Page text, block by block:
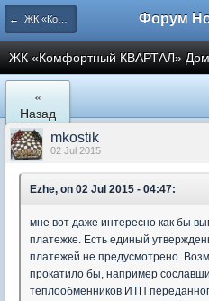
← ЖК «Комфортный КВАРТАЛ»
ЖК «Комфортный КВАРТАЛ»
«
Назад
mkostik
02 Jul 2015
Ezhe, on 02 Jul 2015 - 04:47:
мне вот даже интересно как бы
платежке. Есть единый
платежей не предусмотрено.
прокатило бы, например
теплообменников ИТП